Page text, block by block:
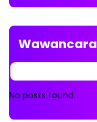
Wawancara
No posts found.